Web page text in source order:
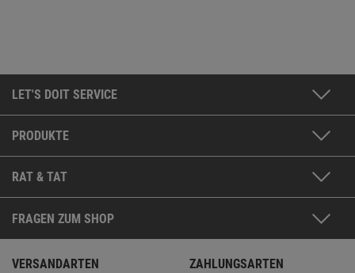
LET'S DOIT SERVICE
PRODUKTE
RAT & TAT
FRAGEN ZUM SHOP
VERSANDARTEN ZAHLUNGSARTEN